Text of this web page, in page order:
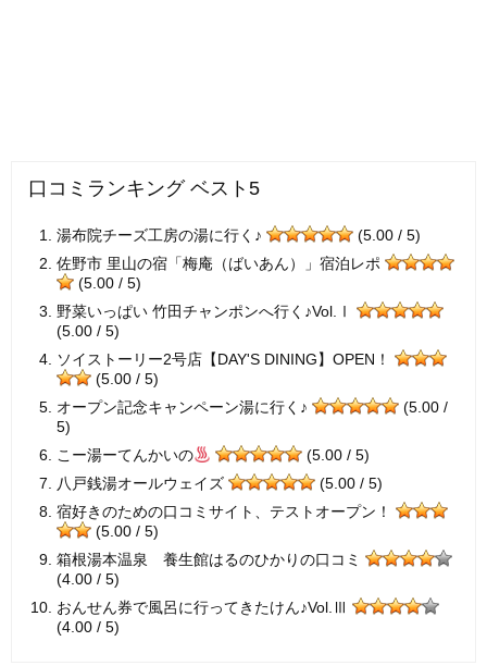
口コミランキング ベスト5
湯布院チーズ工房の湯に行く♪
(5.00 / 5)
佐野市 里山の宿「梅庵（ばいあん）」宿泊レポ
(5.00 / 5)
野菜いっぱい 竹田チャンポンへ行く♪Vol.Ⅰ
(5.00 / 5)
ソイストーリー2号店【DAY'S DINING】OPEN！
(5.00 / 5)
オープン記念キャンペーン湯に行く♪
(5.00 /
5)
こー湯ーてんかいの
(5.00 / 5)
八戸銭湯オールウェイズ
(5.00 / 5)
宿好きのための口コミサイト、テストオープン！
(5.00 / 5)
箱根湯本温泉 養生館はるのひかりの口コミ
(4.00 / 5)
おんせん券で風呂に行ってきたけん♪Vol.Ⅲ
(4.00 / 5)